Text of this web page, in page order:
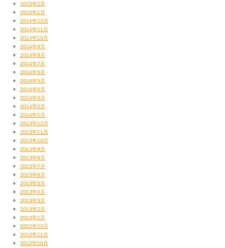
2015年2月
2015年1月
2014年12月
2014年11月
2014年10月
2014年9月
2014年8月
2014年7月
2014年6月
2014年5月
2014年4月
2014年3月
2014年2月
2014年1月
2013年12月
2013年11月
2013年10月
2013年9月
2013年8月
2013年7月
2013年6月
2013年5月
2013年4月
2013年3月
2013年2月
2013年1月
2012年12月
2012年11月
2012年10月